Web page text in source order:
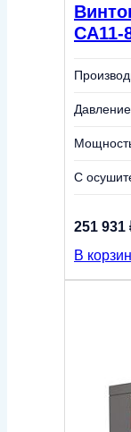
CA11-
Давление
С
251 931
В